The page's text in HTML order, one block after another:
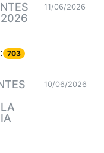
2026
703
11/06/2026
10/06/2026